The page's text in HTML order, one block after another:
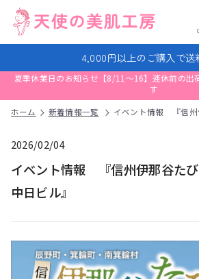
4,000円以上のご購入で送
ログイン
新規会員登録
お問い合わせ
夏季休業日のお知らせ【8/11～16】連休前の
す
ホーム 新着情報一覧 イベント情報 『信州伊那谷
2026/02/04
イベント情報 『信州伊那谷た
中日ビル』